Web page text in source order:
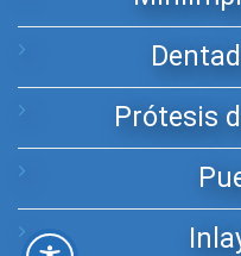
Prótesis